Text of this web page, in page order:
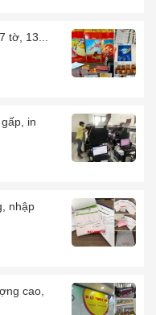
tờ, 13...
in
nhập
cao,